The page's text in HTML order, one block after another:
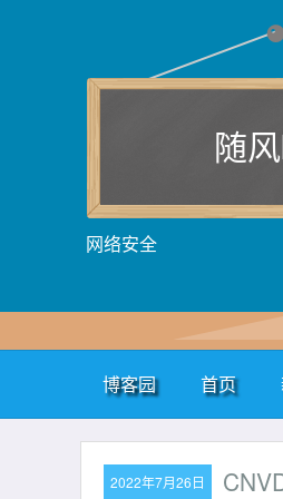
随
网络安全
博客园 首页
2022年7月26日